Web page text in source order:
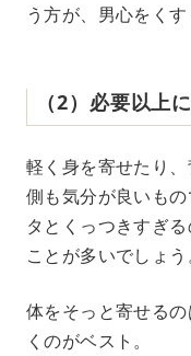
う方が、男心をくす
（2）必要以上
軽く身を寄せたり
側も気分が良いも
タとくっつきすぎ
ことが多いでしょう
体をそっと寄せる
くのがベスト。